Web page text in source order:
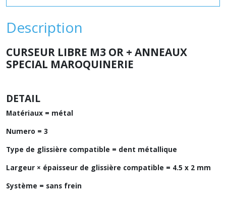
Description
CURSEUR LIBRE M3 OR + ANNEAUX
SPECIAL MAROQUINERIE
DETAIL
Matériaux = métal
Numero = 3
Type de glissière compatible = dent métallique
Largeur × épaisseur de glissière compatible = 4.5 x 2 mm
Système = sans frein